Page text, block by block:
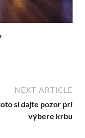
NEXT ARTICLE
si dajte pozor pri
výbere krbu